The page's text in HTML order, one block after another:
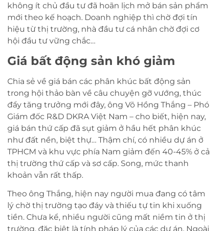
không ít chủ đầu tư đã hoãn lịch mở bán sản phẩm
mới theo kế hoạch. Doanh nghiệp thì chờ đợi tín
hiệu từ thị trường, nhà đầu tư cá nhân chờ đợi cơ
hội đầu tư vững chắc…
Giá bất động sản khó giảm
Chia sẻ về giá bán các phân khúc bất động sản
trong hội thảo bàn về câu chuyện gỡ vướng, thúc
đẩy tăng trưởng mới đây, ông Võ Hồng Thắng – Phó
Giám đốc R&D DKRA Việt Nam – cho biết, hiện nay,
giá bán thứ cấp đã sụt giảm ở hầu hết phân khúc
như đất nền, biệt thự… Thậm chí, có nhiều dự án ở
TPHCM và khu vực phía Nam giảm đến 40-45% ở cả
thị trường thứ cấp và sơ cấp. Song, mức thanh
khoản vẫn rất thấp.
Theo ông Thắng, hiện nay người mua đang có tâm
lý chờ thị trường tạo đáy và thiếu tự tin khi xuống
tiền. Chưa kể, nhiều người cũng mất niềm tin ở thị
trường, đặc biệt là tính pháp lý của các dự án. Ngoài